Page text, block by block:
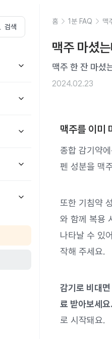
검색
홈 1분 FAQ 맥
맥주 마셨
맥주 한 잔 마셨
2024.02.23
맥주를 이미
종합 감기약
펜 성분을 맥
또한 기침약
와 함께 복용
나타날 수 있
작해 주세요.
감기로 비대
료 받아보세
로 시작돼요.